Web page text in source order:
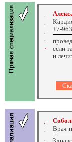
+7-
если
и
Врач-